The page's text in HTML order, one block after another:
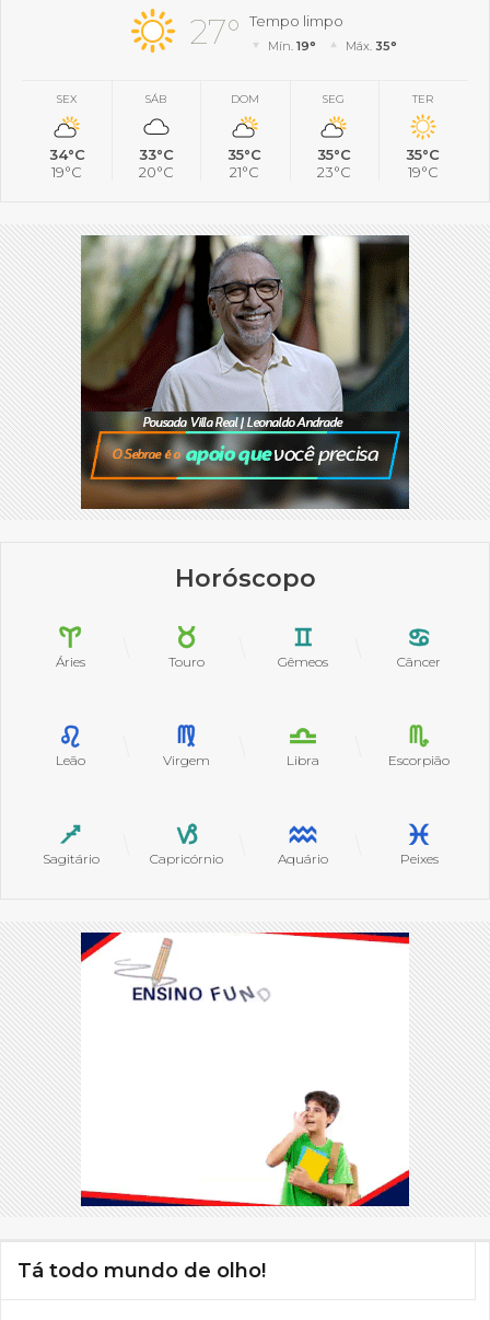
27° Tempo limpo
Mín.19° Máx. 35°
SEX
34°C
19°C
SÁB
33°C
20°C
DOM
35°C
21°C
SEG
35°C
23°C
TER
35°C
19°C
Horóscopo
Áries Touro Gêmeos Câncer
Leão Virgem Libra Escorpião
Sagitário Capricórnio Aquário Peixes
Tá todo mundo de olho!